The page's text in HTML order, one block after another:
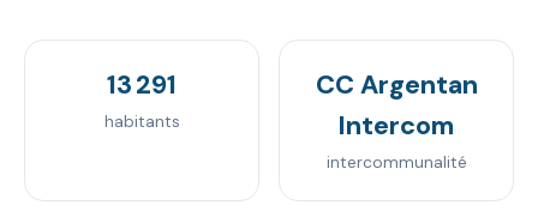
13 291
habitants
CC Argentan
Intercom
intercommunalité